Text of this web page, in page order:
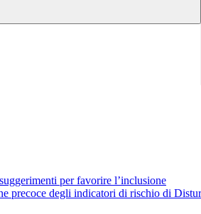
per favorire l’inclusione
precoce degli indicatori di rischio di